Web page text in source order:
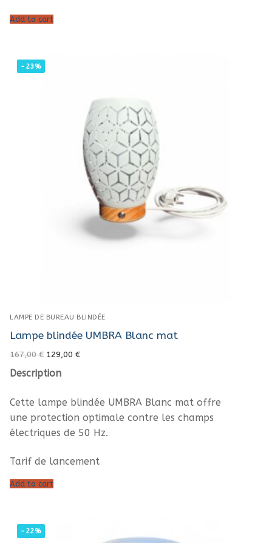
Add to cart
-23%
LAMPE DE BUREAU BLINDÉE
Lampe blindée UMBRA Blanc mat
167,00€ Original
price
was:
167,00 €.
129,00 €Current
Description
Cette lampe blindée UMBRA Blanc mat offre
une protection optimale contre les champs
électriques de 50 Hz.
Tarif de lancement
Add to cart
-22%